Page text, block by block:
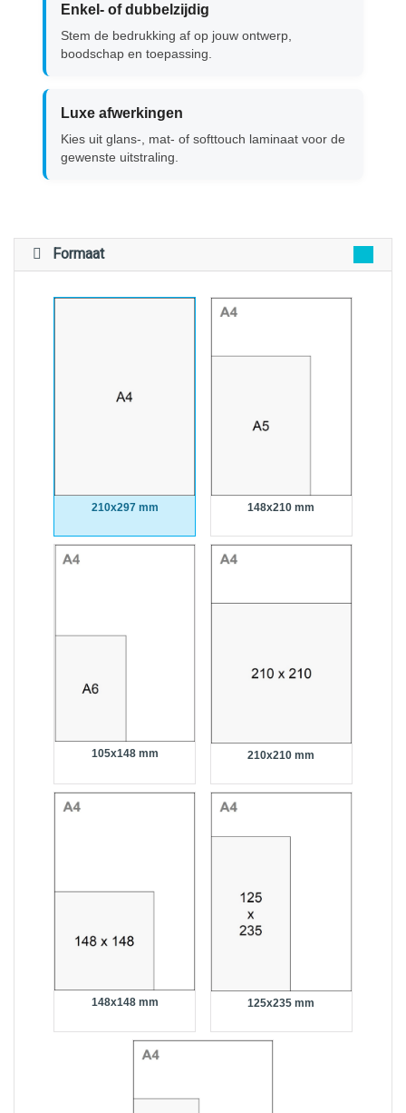
Enkel- of dubbelzijdig
Stem de bedrukking af op jouw ontwerp,
boodschap en toepassing.
Luxe afwerkingen
Kies uit glans-, mat- of softtouch laminaat voor de
gewenste uitstraling.
Formaat
210x297 mm 148x210 mm
105x148 mm 210x210 mm
148x148 mm 125x235 mm